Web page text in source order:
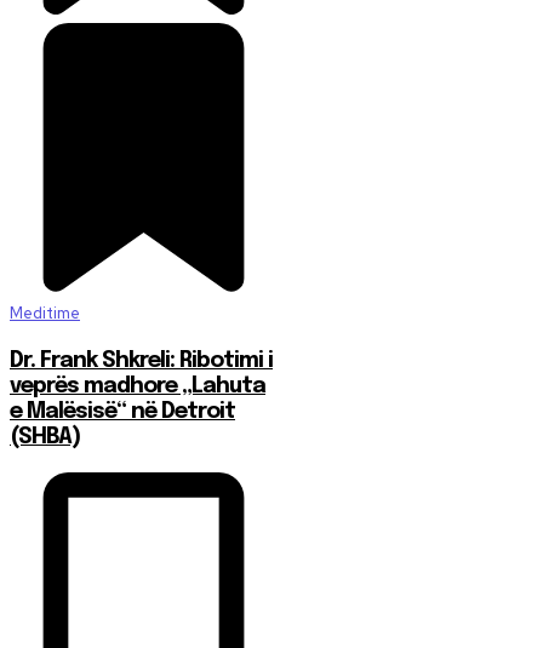
Meditime
Dr. Frank Shkreli: Ribotimi i
veprës madhore „Lahuta
e Malësisë“ në Detroit
(SHBA)